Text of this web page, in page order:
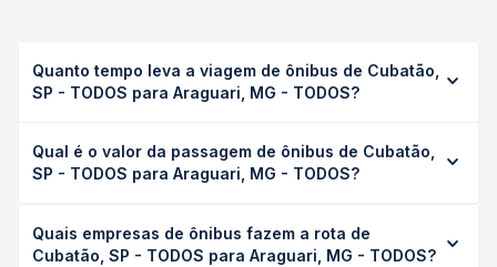
Quanto tempo leva a viagem de ônibus de Cubatão,
SP - TODOS para Araguari, MG - TODOS?
Araguari, MG - TODOS leva em média 0 horas, podendo
variar conforme a viação, o tipo de serviço (convencional,
duração exata de cada opção na data desejada.
Qual é o valor da passagem de ônibus de Cubatão,
SP - TODOS para Araguari, MG - TODOS?
TODOS para Araguari, MG - TODOS custa em média não
identificado e varia conforme a data da viagem, a
Quais empresas de ônibus fazem a rota de
Cubatão, SP - TODOS para Araguari, MG - TODOS?